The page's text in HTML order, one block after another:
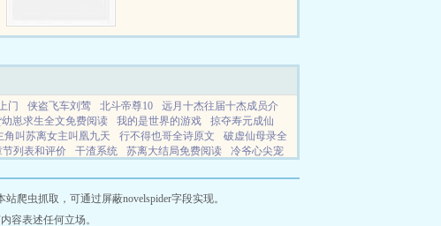
门 侠盗飞车刘莺 北斗帝尊10
远月十杰往届十杰成员介
崽求生全文免费阅读 我的是世界的游戏
掠夺寿元成仙
角叫苏离女主叫凰九天 行不得也哥全诗原文
破虚仙母录全
列表和评价 干渣系统 苏离大结局免费阅读
冷爷心尖宠
袋戏梦仙谷 深情暗涌是什么意思
破虚仙母录加料版txt
爬虫抓取，可通过屏蔽novelspider字段实现。
容表述任何立场。